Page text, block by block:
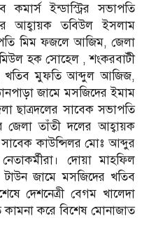
কমার্স ইন্ডাস্ট্রির সভাপতি
আহ্বায়ক তবিউল ইসলাম
মিম ফজলে আজিম, জেলা
হক সোহেল , শংকরবাটী
খতিব মুফতি আব্দুল আজিজ,
জামে মসজিদের ইমাম
ছাত্রদলের সাবেক সভাপতি
জেলা তাঁতী দলের আহ্বায়ক
কাউন্সিলর মোঃ আব্দুর
দোয়া মাহফিল
টাউন জামে মসজিদের খতিব
দেশনেত্রী বেগম খালেদা
কামনা করে বিশেষ মোনাজাত